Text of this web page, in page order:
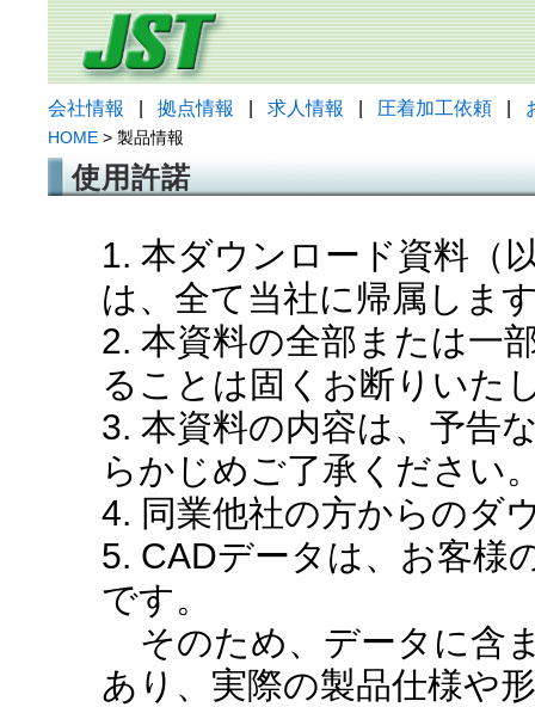
会社情報 拠点情報 求人情報 圧着加工依頼
HOME > 製品情報
使用許諾
1. 本ダウンロード資料（
は、全て当社に帰属しま
2. 本資料の全部または一
ることは固くお断りいた
3. 本資料の内容は、予告
らかじめご了承ください
4. 同業他社の方からのダ
5. CADデータは、お客様
です。
そのため、データに含
あり、実際の製品仕様や